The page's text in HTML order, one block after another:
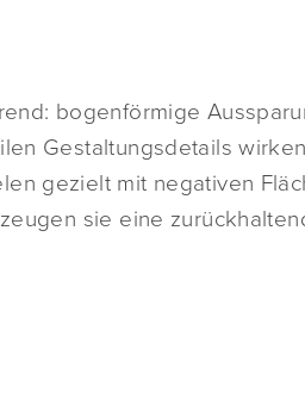
bogenförmige
Gestaltungsdetails
gezielt mit negativen
sie eine